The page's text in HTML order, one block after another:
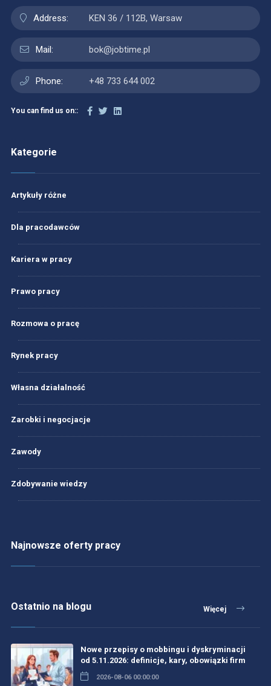
Address: KEN 36 / 112B, Warsaw
Mail: bok@jobtime.pl
Phone: +48 733 644 002
You can find us on::
Kategorie
Artykuły różne
Dla pracodawców
Kariera w pracy
Prawo pracy
Rozmowa o pracę
Rynek pracy
Własna działalność
Zarobki i negocjacje
Zawody
Zdobywanie wiedzy
Najnowsze oferty pracy
Ostatnio na blogu Więcej
Nowe przepisy o mobbingu i dyskryminacji
od 5.11.2026: definicje, kary, obowiązki firm
2026-08-06 00:00:00